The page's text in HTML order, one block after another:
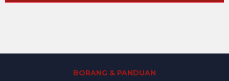
BORANG & PANDUAN